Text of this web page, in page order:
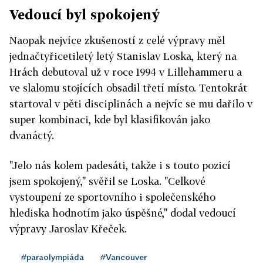
Vedoucí byl spokojený
Naopak nejvíce zkušeností z celé výpravy měl
jednačtyřicetiletý letý Stanislav Loska, který na
Hrách debutoval už v roce 1994 v Lillehammeru a
ve slalomu stojících obsadil třetí místo. Tentokrát
startoval v pěti disciplinách a nejvíc se mu dařilo v
super kombinaci, kde byl klasifikován jako
dvanáctý.
"Jelo nás kolem padesáti, takže i s touto pozicí
jsem spokojený," svěřil se Loska. "Celkové
vystoupení ze sportovního i společenského
hlediska hodnotím jako úspěšné," dodal vedoucí
výpravy Jaroslav Křeček.
#paraolympiáda #Vancouver